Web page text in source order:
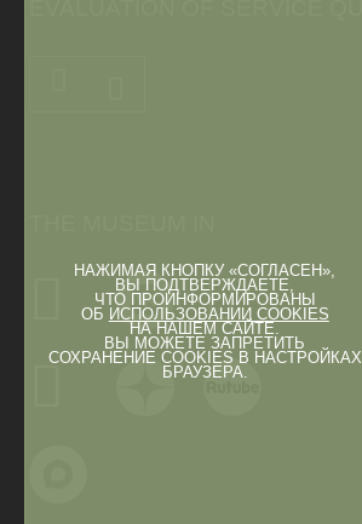
НАЖИМАЯ КНОПКУ «СОГЛАСЕН»,
ВЫ ПОДТВЕРЖДАЕТЕ,
ЧТО ПРОИНФОРМИРОВАНЫ
ОБ ИСПОЛЬЗОВАНИИ COOKIES
НА НАШЕМ САЙТЕ.
ВЫ МОЖЕТЕ ЗАПРЕТИТЬ
СОХРАНЕНИЕ COOKIES В НАСТРОЙКАХ
БРАУЗЕРА.